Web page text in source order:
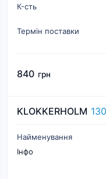
К-cть
Термін поставки
840 грн
KLOKKERHOLM
Найменування
Інфо